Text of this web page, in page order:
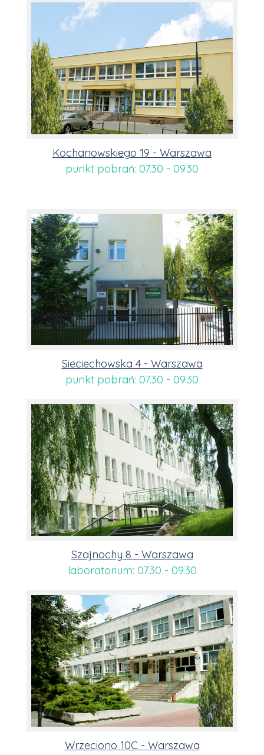
Kochanowskiego 19 - Warszawa
punkt pobrań: 07.30 - 09.30
Sieciechowska 4 - Warszawa
punkt pobrań: 07.30 - 09.30
Szajnochy 8 - Warszawa
laboratorium: 07.30 - 09.30
Wrzeciono 10C - Warszawa